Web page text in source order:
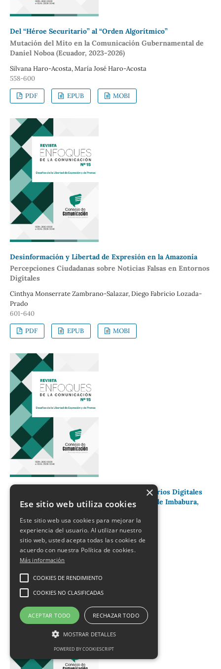
Del “Héroe Securitario” al “Orden Algorítmico”
Mutación del Mito en la Comunicación Gubernamental de
Daniel Noboa (Ecuador, 2023-2026)
Silvana Haro-Acosta, María José Haro-Acosta
558-600
PDF EPUB MOBI
Desinformación y Libertad de Expresión en la Amazonía
Percepciones Ciudadanas sobre Noticias Falsas en Entornos
Digitales
Cinthya Monserrate Zambrano-Salazar, Diego Fabricio Lozada-
Prado
601-640
PDF EPUB MOBI
Moderación de Contenido y Censura a Usuarios Digitales
por parte de los Municipios de la Provincia de Imbabura,
Verónica Marín-Montero, Byron Andino-Veloz
641-679
PDF EPUB MOBI
×
Ese sitio web utiliza cookies
Este sitio web usa cookies para mejorar la
experiencia del usuario. Al utilizar nuestro
sitio web, usted acepta todas las cookies de
acuerdo con nuestra Política de cookies.
Más información
COOKIES DE RENDIMIENTO
COOKIES NO CLASIFICADAS
ACEPTAR TODO RECHAZAR TODO
MOSTRAR DETALLES
POWERED BY COOKIESCRIPT